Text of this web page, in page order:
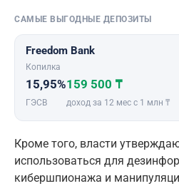
САМЫЕ ВЫГОДНЫЕ ДЕПОЗИТЫ
Freedom Bank
Копилка
15,95%
ГЭСВ
159 500 ₸
доход за 12 мес с 1 млн ₸
Кроме того, власти
использоваться для
кибершпионажа и